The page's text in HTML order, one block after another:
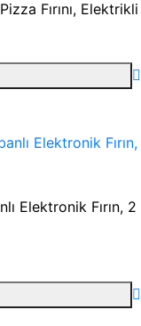
Fırını, Elektrikli
Elektronik Fırın, 2